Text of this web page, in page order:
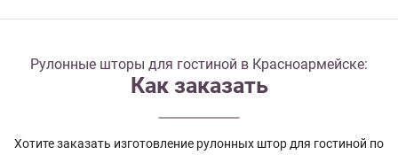
Рулонные шторы для гостиной в Красноармейске:
Как заказать
Хотите заказать изготовление рулонных штор для гостиной по